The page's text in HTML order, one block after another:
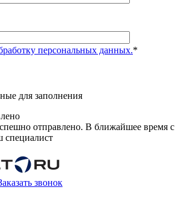
персональных данных.*
для заполнения
отправлено. В ближайшее время с
специалист
звонок